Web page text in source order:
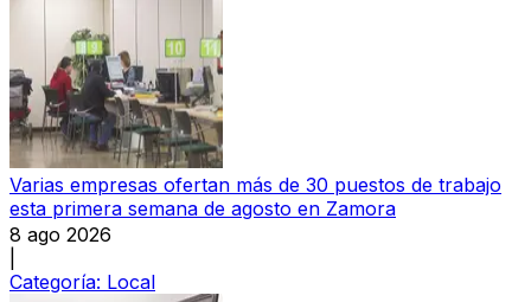
Varias empresas ofertan más de 30 puestos de trabajo
esta primera semana de agosto en Zamora
8 ago 2026
Categoría: Local